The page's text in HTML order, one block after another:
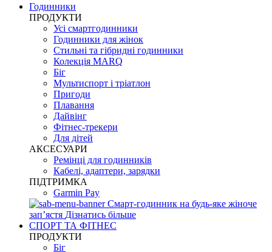
Годинники
ПРОДУКТИ
Усі смартгодинники
Годинники для жінок
Стильні та гібридні годинники
Колекція MARQ
Біг
Мультиспорт і тріатлон
Пригоди
Плавання
Дайвінг
Фітнес-трекери
Для дітей
АКСЕСУАРИ
Ремінці для годинників
Кабелі, адаптери, зарядки
ПІДТРИМКА
Garmin Pay
Смарт-годинник на будь-яке жіноче
запʼястя Дізнатись більше
СПОРТ ТА ФІТНЕС
ПРОДУКТИ
Біг